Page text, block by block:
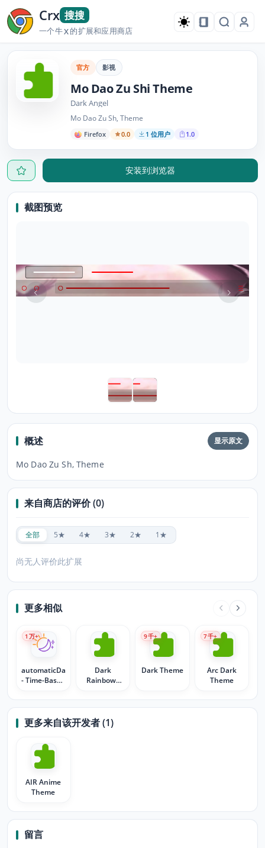
Crx 搜搜
一个牛X的扩展和应用商店
官方 影视
Mo Dao Zu Shi Theme
Dark Angel
Mo Dao Zu Sh, Theme
Firefox 0.0 1 位用户 1.0
安装到浏览器
截图预览
概述 显示原文
Mo Dao Zu Sh, Theme
来自商店的评价 (0)
全部 5★ 4★ 3★ 2★ 1★
尚无人评价此扩展
更多相似
automaticDark
- Time-Based
Changer
1 万+
Dark
Rainbows
Dark Theme
9千+
Arc Dark
Theme
7千+
更多来自该开发者 (1)
AIR Anime
Theme
留言